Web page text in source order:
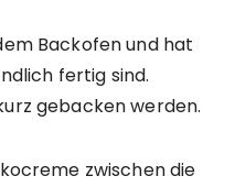
Backofen und hat
fertig sind.
gebacken werden.
zwischen die